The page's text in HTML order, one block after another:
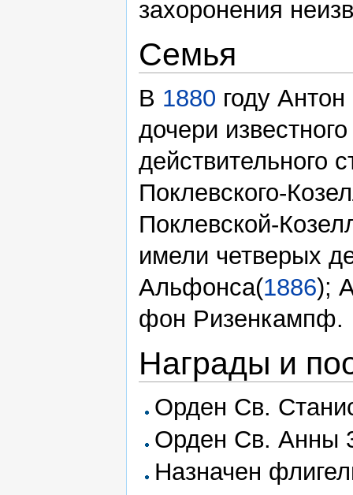
захоронения
Семья
В 1880 году
дочери
действительного
Поклевского-
Поклевской-
имели четверых
Альфонса(1886);
фон Ризенкампф.
Награды и
Орден Св.
Орден Св. Анны
Назначен